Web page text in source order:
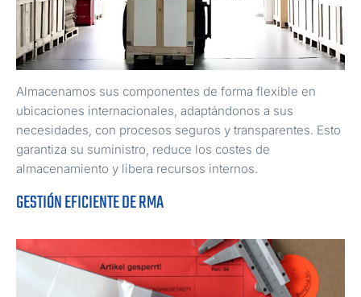
Almacenamos sus componentes de forma flexible en
ubicaciones internacionales, adaptándonos a sus
necesidades, con procesos seguros y transparentes. Esto
garantiza su suministro, reduce los costes de
almacenamiento y libera recursos internos.
GESTIÓN EFICIENTE DE RMA